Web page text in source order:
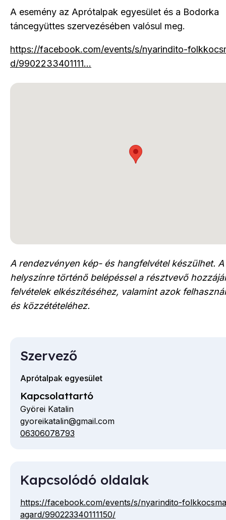
A esemény az Aprótalpak egyesület és a Bodorka
táncegyüttes szervezésében valósul meg.
https://facebook.com/events/s/nyarindito-
d/9902233401111…
A rendezvényen kép- és hangfelvétel készülhet. A
helyszínre történő belépéssel a résztvevő
felvételek elkészítéséhez, valamint azok
és közzétételéhez.
Szervező
Aprótalpak egyesület
Kapcsolattartó
Györei Katalin
E-
mail
gyoreikatalin@gmail.com
Telefon
06306078793
Kapcsolódó oldalak
https://facebook.com/events/s/nyarindito-
agard/990223340111150/